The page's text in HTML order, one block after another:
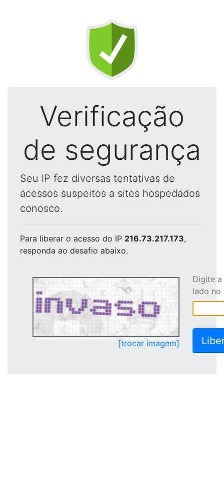
Verificação
de segurança
Seu IP fez diversas tentativas de
acessos suspeitos a sites hospedados
conosco.
Para liberar o acesso do IP 216.73.217.173,
responda ao desafio abaixo.
[trocar imagem]
Digite
lado no